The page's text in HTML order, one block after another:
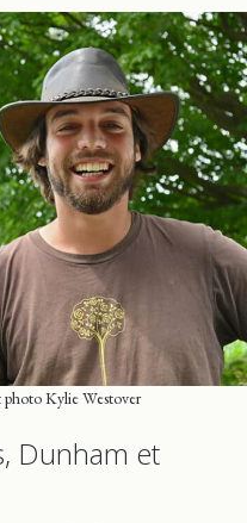
Kylie Westover
Dunham et